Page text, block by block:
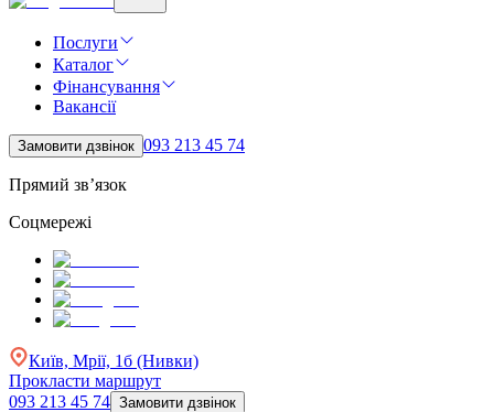
Послуги
Каталог
Фінансування
Вакансії
Замовити дзвінок 093 213 45 74
Прямий зв’язок
Соцмережі
Київ, Мрії, 1б (Нивки)
Прокласти маршрут
093 213 45 74 Замовити дзвінок